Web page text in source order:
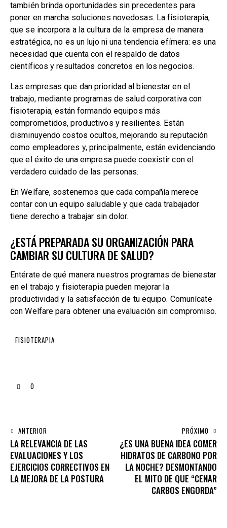
también brinda oportunidades sin precedentes para
poner en marcha soluciones novedosas. La fisioterapia,
que se incorpora a la cultura de la empresa de manera
estratégica, no es un lujo ni una tendencia efímera: es una
necesidad que cuenta con el respaldo de datos
científicos y resultados concretos en los negocios.
Las empresas que dan prioridad al bienestar en el
trabajo, mediante programas de salud corporativa con
fisioterapia, están formando equipos más
comprometidos, productivos y resilientes. Están
disminuyendo costos ocultos, mejorando su reputación
como empleadores y, principalmente, están evidenciando
que el éxito de una empresa puede coexistir con el
verdadero cuidado de las personas.
En Welfare, sostenemos que cada compañía merece
contar con un equipo saludable y que cada trabajador
tiene derecho a trabajar sin dolor.
¿ESTÁ PREPARADA SU ORGANIZACIÓN PARA
CAMBIAR SU CULTURA DE SALUD?
Entérate de qué manera nuestros programas de bienestar
en el trabajo y fisioterapia pueden mejorar la
productividad y la satisfacción de tu equipo. Comunícate
con Welfare para obtener una evaluación sin compromiso.
FISIOTERAPIA
0
ANTERIOR
LA RELEVANCIA DE LAS
EVALUACIONES Y LOS
EJERCICIOS CORRECTIVOS EN
LA MEJORA DE LA POSTURA
PRÓXIMO
¿ES UNA BUENA IDEA COMER
HIDRATOS DE CARBONO POR
LA NOCHE? DESMONTANDO
EL MITO DE QUE “CENAR
CARBOS ENGORDA”